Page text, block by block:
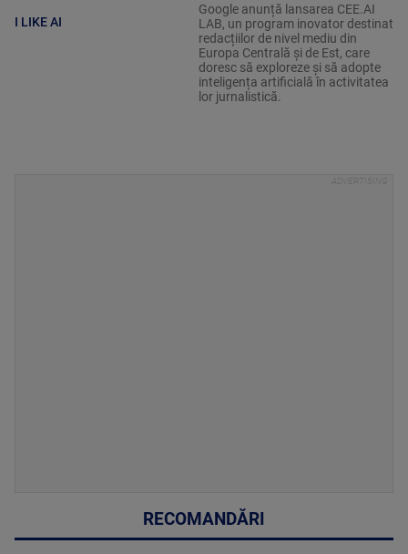
I LIKE AI
Google anunță lansarea CEE.AI
LAB, un program inovator destinat
redacțiilor de nivel mediu din
Europa Centrală și de Est, care
doresc să exploreze și să adopte
inteligența artificială în activitatea
lor jurnalistică.
RECOMANDĂRI